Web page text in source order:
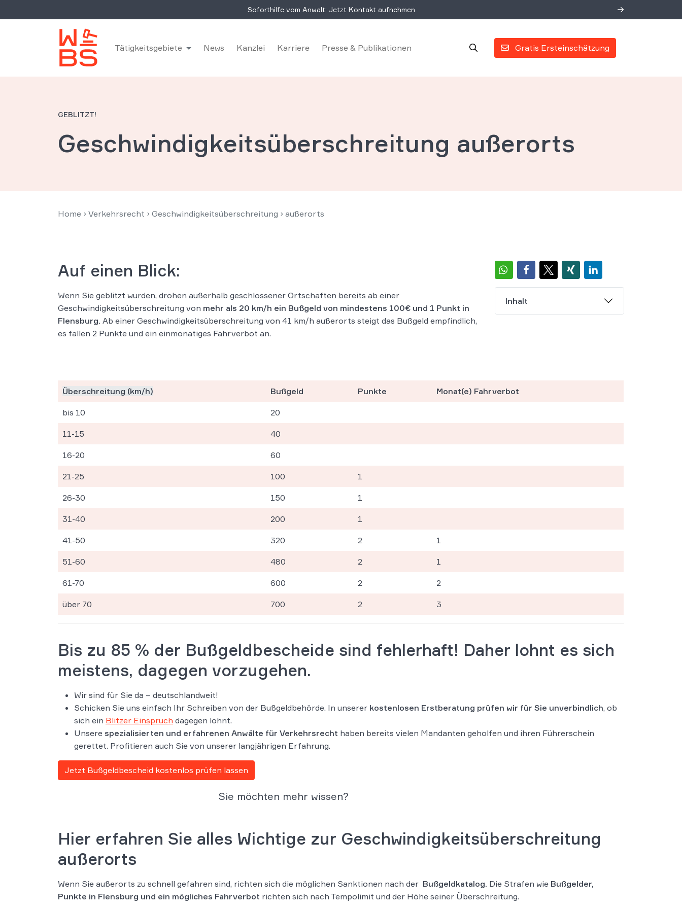
Soforthilfe vom Anwalt: Jetzt Kontakt aufnehmen
Gratis Ersteinschätzung
Tätigkeitsgebiete News Kanzlei Karriere Presse & Publikationen
GEBLITZT!
Geschwindigkeitsüberschreitung außerorts
Home › Verkehrsrecht › Geschwindigkeitsüberschreitung › außerorts
Inhalt
Auf einen Blick:
Wenn Sie geblitzt wurden, drohen außerhalb geschlossener Ortschaften bereits ab einer
Geschwindigkeitsüberschreitung von mehr als 20 km/h ein Bußgeld von mindestens 100€ und 1 Punkt in
Flensburg. Ab einer Geschwindigkeitsüberschreitung von 41 km/h außerorts steigt das Bußgeld empfindlich,
es fallen 2 Punkte und ein einmonatiges Fahrverbot an.
Überschreitung (km/h) Bußgeld Punkte Monat(e) Fahrverbot
bis 10 20
11-15 40
16-20 60
21-25 100 1
26-30 150 1
31-40 200 1
41-50 320 2 1
51-60 480 2 1
61-70 600 2 2
über 70 700 2 3
Bis zu 85 % der Bußgeldbescheide sind fehlerhaft! Daher lohnt es sich
meistens, dagegen vorzugehen.
Wir sind für Sie da – deutschlandweit!
Schicken Sie uns einfach Ihr Schreiben von der Bußgeldbehörde. In unserer kostenlosen Erstberatung prüfen wir für Sie unverbindlich, ob
sich ein Blitzer Einspruch dagegen lohnt.
Unsere spezialisierten und erfahrenen Anwälte für Verkehrsrecht haben bereits vielen Mandanten geholfen und ihren Führerschein
gerettet. Profitieren auch Sie von unserer langjährigen Erfahrung.
Jetzt Bußgeldbescheid kostenlos prüfen lassen
Sie möchten mehr wissen?
Hier erfahren Sie alles Wichtige zur Geschwindigkeitsüberschreitung
außerorts
Wenn Sie außerorts zu schnell gefahren sind, richten sich die möglichen Sanktionen nach der Bußgeldkatalog. Die Strafen wie Bußgelder,
Punkte in Flensburg und ein mögliches Fahrverbot richten sich nach Tempolimit und der Höhe seiner Überschreitung.